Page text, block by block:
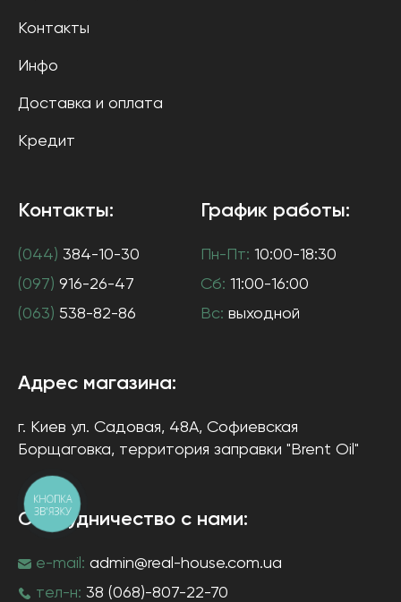
Контакты
Инфо
Доставка и оплата
Кредит
Контакты:
(044) 384-10-30
(097) 916-26-47
(063) 538-82-86
График работы:
Пн-Пт: 10:00-18:30
Сб: 11:00-16:00
Вс: выходной
Адрес магазина:
г. Киев ул. Садовая, 48А, Софиевская
Борщаговка, территория заправки "Brent Oil"
Сотрудничество с нами:
e-mail: admin@real-house.com.ua
тел-н: 38 (068)-807-22-70
КНОПКА
ЗВ'ЯЗКУ